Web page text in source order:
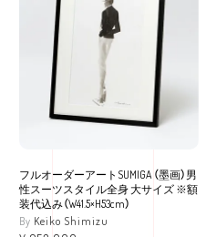
フルオーダーアートSUMIGA （墨画）男
性スーツスタイル全身 大サイズ ※額
装代込み（W41.5×H53cm）
Keiko Shimizu